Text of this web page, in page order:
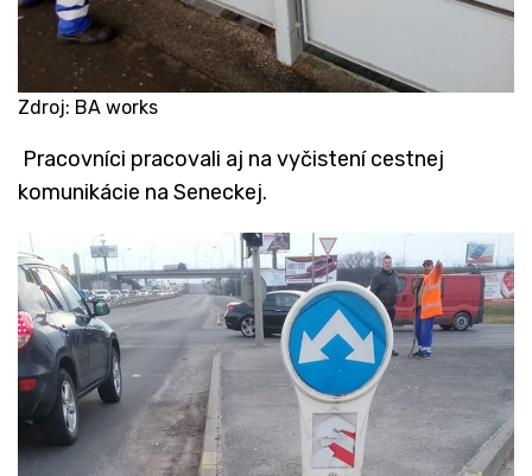
Zdroj: BA works
​ Pracovníci pracovali aj na vyčistení cestnej
komunikácie na Seneckej.